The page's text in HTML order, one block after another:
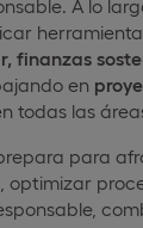
A lo
finanzas
en
todas las
para
, optimizar